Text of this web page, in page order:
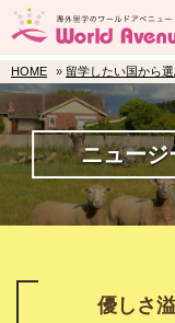
HOME » 留学したい国から
ニュージ
優しさ